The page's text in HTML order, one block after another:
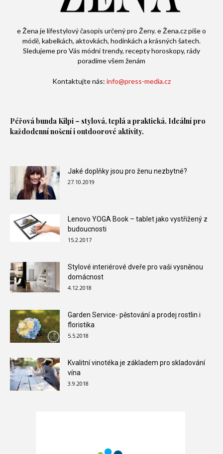
e Žena je lifestylový časopis určený pro Ženy. e Žena.cz píše o
módě, kabelkách, aktovkách, hodinkách a krásných šatech.
Sledujeme pro Vás módní trendy, recepty horoskopy, rády
poradíme všem ženám
Kontaktujte nás: info@press-media.cz
Péřová bunda Kilpi – stylová, teplá a praktická. Ideální pro
každodenní nošení i outdoorové aktivity.
Jaké doplňky jsou pro ženu nezbytné?
27.10.2019
Lenovo YOGA Book – tablet jako vystřižený z
budoucnosti
15.2.2017
Stylové interiérové dveře pro vaši vysněnou
domácnost
4.12.2018
Garden Service- pěstování a prodej rostlin i
floristika
5.5.2018
Kvalitní vinotéka je základem pro skladování
vína
3.9.2018